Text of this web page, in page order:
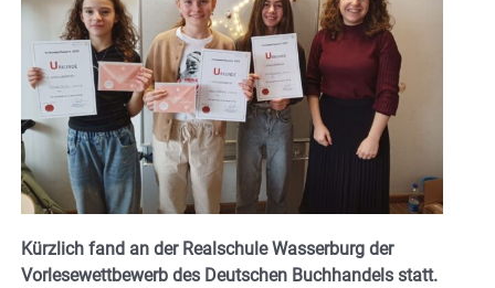
Kürzlich fand an der Realschule Wasserburg der
Vorlesewettbewerb des Deutschen Buchhandels statt.